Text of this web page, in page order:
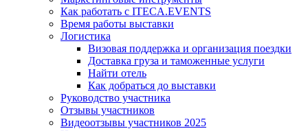
Как работать с ITECA.EVENTS
Время работы выставки
Логистика
Визовая поддержка и организация поездки
Доставка груза и таможенные услуги
Найти отель
Как добраться до выставки
Руководство участника
Отзывы участников
Видеоотзывы участников 2025